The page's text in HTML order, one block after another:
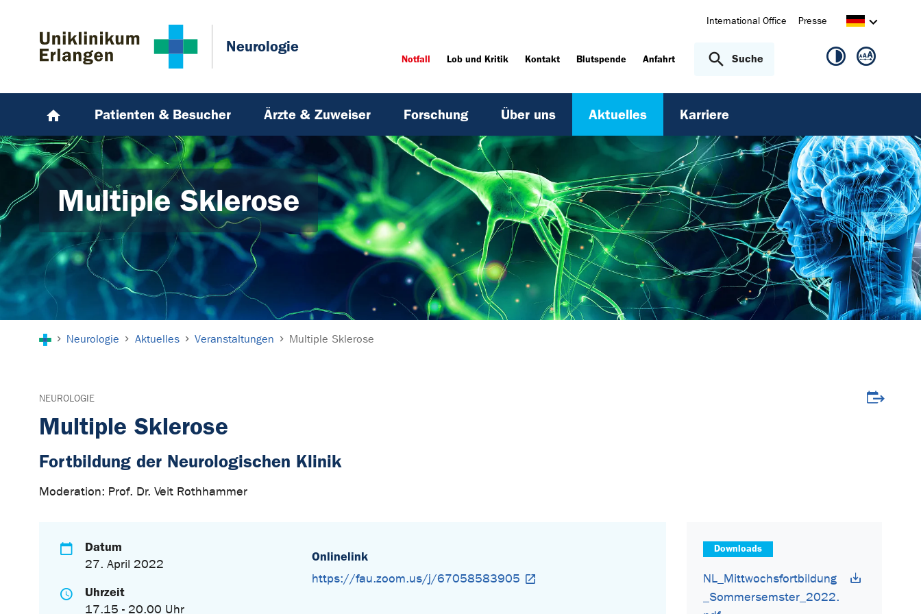
Neurologie
International Office Presse
Notfall Lob und Kritik Kontakt Blutspende Anfahrt Suche
Patienten & Besucher Ärzte & Zuweiser Forschung Über uns Aktuelles Karriere
Multiple Sklerose
Neurologie Aktuelles Veranstaltungen Multiple Sklerose
NEUROLOGIE
Multiple Sklerose
Fortbildung der Neurologischen Klinik
Moderation: Prof. Dr. Veit Rothhammer
Datum
27. April 2022
Uhrzeit
17.15 - 20.00 Uhr
Onlinelink
https://fau.zoom.us/j/67058583905
Downloads
NL_Mittwochsfortbildung
_Sommersemster_2022.